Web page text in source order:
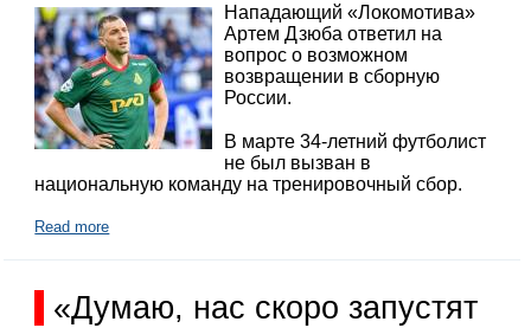
Нападающий «Локомотива»
Артем Дзюба ответил на
вопрос о возможном
возвращении в сборную
России.
В марте 34-летний футболист
не был вызван в
национальную команду на тренировочный сбор.
Read more
«Думаю, нас скоро запустят